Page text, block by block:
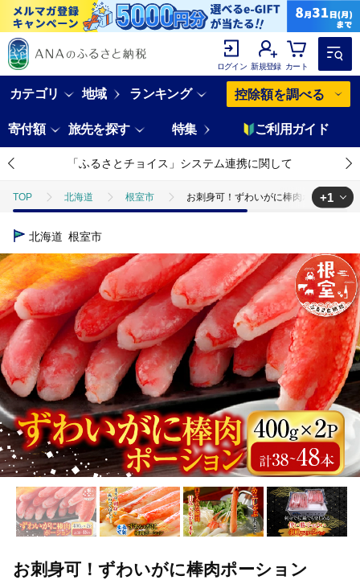
ログイン 新規登録 カート
カテゴリ 地域 ランキング 控除額を調べる
寄付額 旅先を探す 特集 ご利用ガイド
「ふるさとチョイス」システム連携に関して
TOP 北海道 根室市 お刺身可！ずわいがに棒肉ポーション
TOP
+1
北海道 根室市
お刺身可！ずわいがに棒肉ポーション